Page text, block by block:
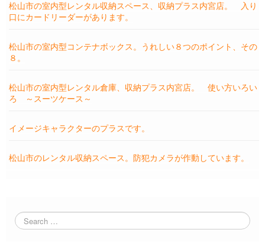
松山市の室内型レンタル収納スペース、収納プラス内宮店。 入り
口にカードリーダーがあります。
松山市の室内型コンテナボックス。うれしい８つのポイント、その
８。
松山市の室内型レンタル倉庫、収納プラス内宮店。 使い方いろい
ろ ～スーツケース～
イメージキャラクターのプラスです。
松山市のレンタル収納スペース。防犯カメラが作動しています。